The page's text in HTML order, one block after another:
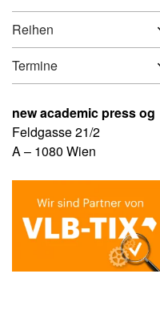
Reihen
Termine
new academic press og
Feldgasse 21/2
A – 1080 Wien